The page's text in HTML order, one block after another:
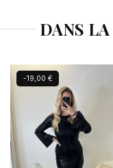
DANS
-19,00 €
Annuler